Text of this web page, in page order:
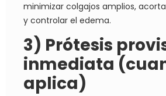
minimizar colgajos amplios,
y controlar el edema.
3) Prótesis
inmediata
aplica)